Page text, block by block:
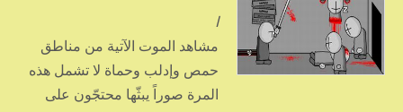
ا
مشاهد الموت الآتية من مناطق
حمص وإدلب وحماة لا تشمل هذه
المرة صوراً يبثّها محتجّون على